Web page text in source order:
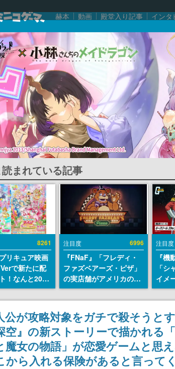
赫本 動画 殿堂入り記事 インタ
まれている記事
8261
リキュア映画
で新たに配
！なんと2018
の映画ほぼす
題に、ぶっち
ないラインナ
注目度 6996
『FNaF』「フレディ・
ファズベアーズ・ピザ」
の実店舗がアメリカの商
業施設「American
Dream」に2027年オープ
ン！ScottGamesとの共
同開発、食事だけでなく
ステージショーや没入型
のホラー体験も楽しめる
注目度
『
「
イメ
リー
には
マー
エン
どを
公が攻略対象をガチで殺そうと
空』の新ストーリーで描かれる
魔女の物語」が恋愛ゲームと思
から入れる保険があると言って